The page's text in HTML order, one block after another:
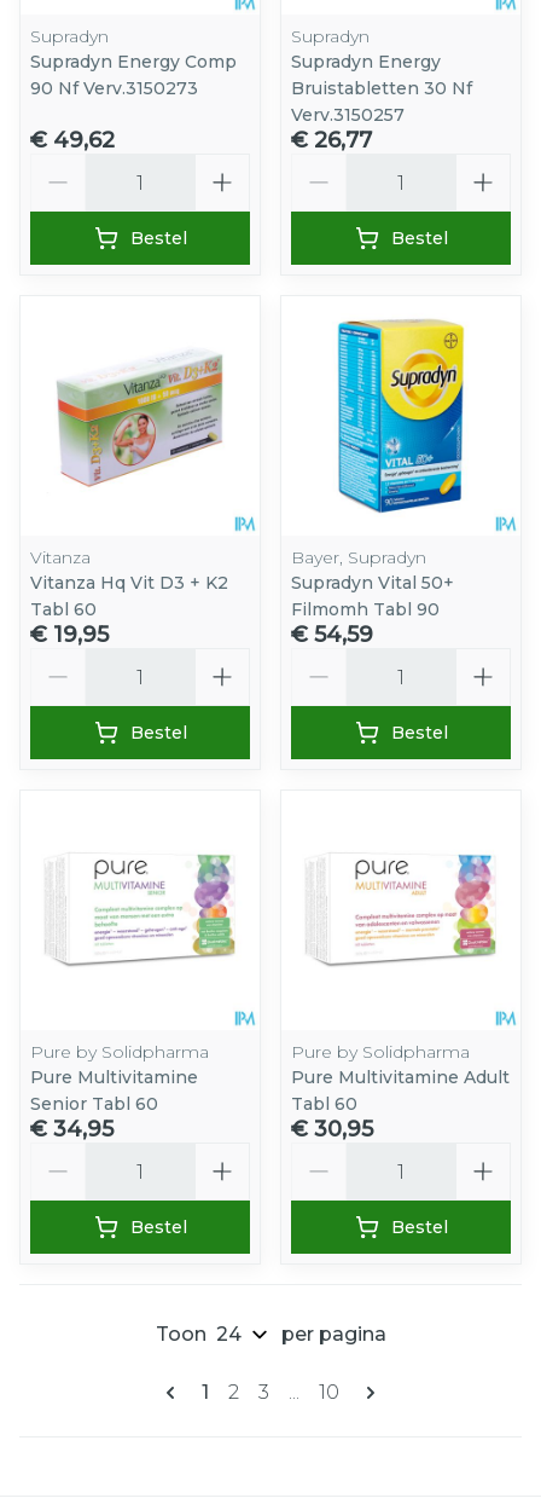
Supradyn
Supradyn Energy Comp
90 Nf Verv.3150273
€ 49,62
Bestel
Supradyn
Supradyn Energy
Bruistabletten 30 Nf
Verv.3150257
€ 26,77
Bestel
Vitanza
Vitanza Hq Vit D3 + K2
Tabl 60
€ 19,95
Bestel
Bayer, Supradyn
Supradyn Vital 50+
Filmomh Tabl 90
€ 54,59
Bestel
Pure by Solidpharma
Pure Multivitamine
Senior Tabl 60
€ 34,95
Bestel
Pure by Solidpharma
Pure Multivitamine Adult
Tabl 60
€ 30,95
Bestel
Pagina's
U lees momenteel pagina
1 Pagina
2 Pagina
3 ... Pagina
10
Toon per pagina